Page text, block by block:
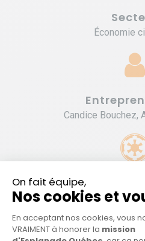
Économie
Candice Bouchez,
Type
Entreprise